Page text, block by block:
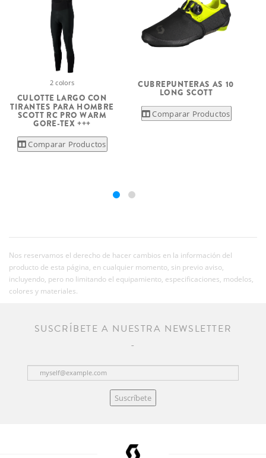
2 colors
CULOTTE LARGO CON
TIRANTES PARA HOMBRE
SCOTT RC PRO WARM
GORE-TEX +++
Comparar Productos
CUBREPUNTERAS AS 10
LONG SCOTT
Comparar Productos
Nos reservamos el derecho de hacer cambios en la información del
producto de esta página, en cualquier momento, sin previo aviso,
incluyendo, pero no limitando el equipamiento, especificaciones, modelos,
colores y materiales.
SUSCRÍBETE A NUESTRA NEWSLETTER
Suscríbete